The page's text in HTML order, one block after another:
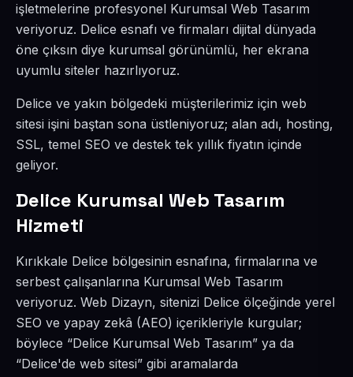
işletmelerine profesyonel Kurumsal Web Tasarım
veriyoruz. Delice esnafı ve firmaları dijital dünyada
öne çıksın diye kurumsal görünümlü, her ekrana
uyumlu siteler hazırlıyoruz.
Delice ve yakın bölgedeki müşterilerimiz için web
sitesi işini baştan sona üstleniyoruz; alan adı, hosting,
SSL, temel SEO ve destek tek yıllık fiyatın içinde
geliyor.
Delice Kurumsal Web Tasarım
Hizmeti
Kırıkkale Delice bölgesinin esnafına, firmalarına ve
serbest çalışanlarına Kurumsal Web Tasarım
veriyoruz. Web Dizayn, sitenizi Delice ölçeğinde yerel
SEO ve yapay zekâ (AEO) içerikleriyle kurgular;
böylece “Delice Kurumsal Web Tasarım” ya da
“Delice'de web sitesi” gibi aramalarda